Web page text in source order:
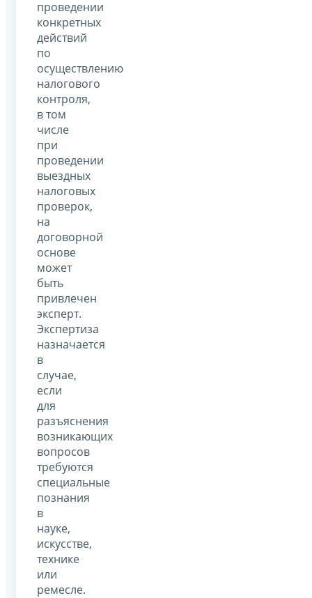
проведении
конкретных
действий
по
осуществлению
налогового
контроля,
в том
числе
при
проведении
выездных
налоговых
проверок,
на
договорной
основе
может
быть
привлечен
эксперт.
Экспертиза
назначается
в
случае,
если
для
разъяснения
возникающих
вопросов
требуются
специальные
познания
в
науке,
искусстве,
технике
или
ремесле.